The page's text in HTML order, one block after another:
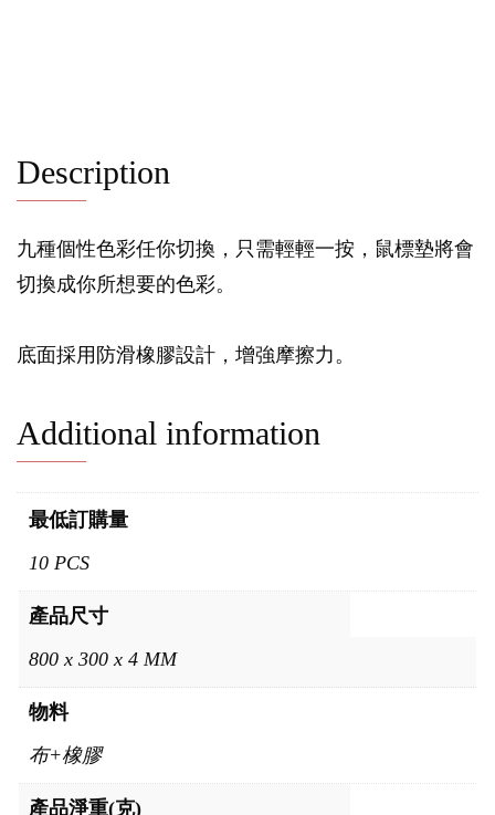
Description
九種個性色彩任你切換，只需輕輕一按，鼠標墊將會
切換成你所想要的色彩。
底面採用防滑橡膠設計，增強摩擦力。
Additional information
最低訂購量
10 PCS
產品尺寸
800 x 300 x 4 MM
物料
布+橡膠
產品淨重(克)